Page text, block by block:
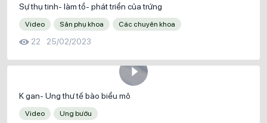
Sự thụ tinh- làm tổ- phát triển của trứng
Video Sản phụ khoa Các chuyên khoa
22 25/02/2023
K gan- Ung thư tế bào biểu mô
Video Ung bướu